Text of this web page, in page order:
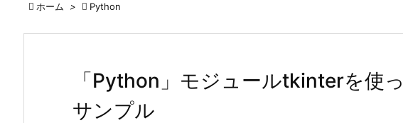
 ホーム >  Python
「Python」モジュールtkinterを使
サンプル